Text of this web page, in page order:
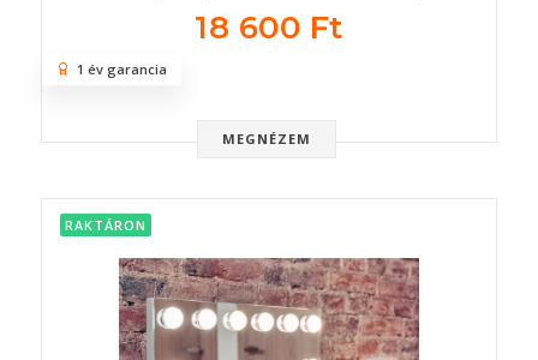
18 600 Ft
MEGNÉZEM
1 év garancia
RAKTÁRON